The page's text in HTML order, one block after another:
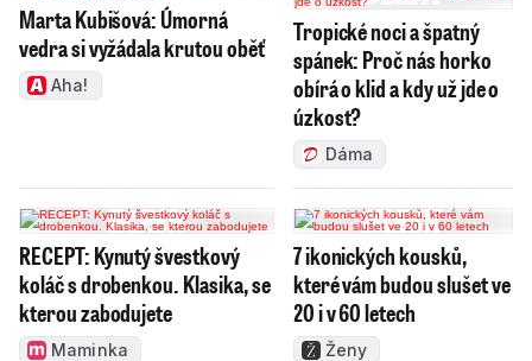
Marta Kubišová: Úmorná
vedra si vyžádala krutou oběť
Aha!
Tropické noci a špatný
spánek: Proč nás horko
obírá o klid a kdy už jde o
úzkost?
Dáma
RECEPT: Kynutý švestkový
koláč s drobenkou. Klasika, se
kterou zabodujete
Maminka
7 ikonických kousků,
které vám budou slušet ve
20 i v 60 letech
Ženy